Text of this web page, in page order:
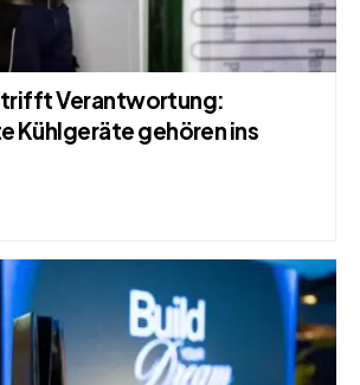
trifft Verantwortung:
Kühlgeräte gehören ins